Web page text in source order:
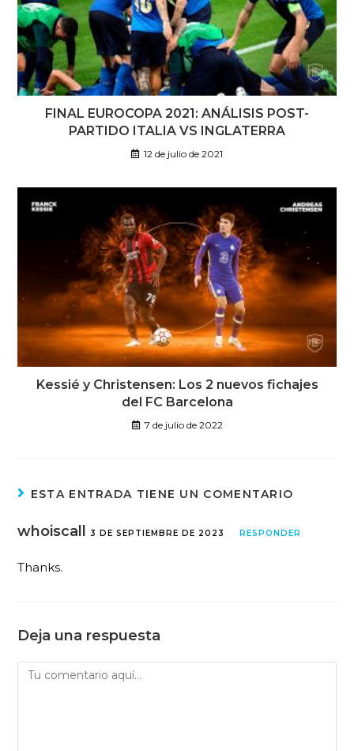
FINAL EUROCOPA 2021: ANÁLISIS POST-
PARTIDO ITALIA VS INGLATERRA
12 de julio de 2021
Kessié y Christensen: Los 2 nuevos fichajes
del FC Barcelona
7 de julio de 2022
ESTA ENTRADA TIENE UN COMENTARIO
whoiscall 3 DE SEPTIEMBRE DE 2023 RESPONDER
Thanks.
Deja una respuesta